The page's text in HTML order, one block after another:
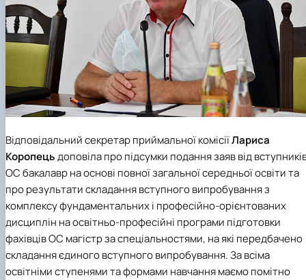
Відповідальний секретар приймальної комісіїЛариса
Коропецьдоповіла про підсумки подання заяв від
ОС бакалавр на основі повної загальної середньої освіти та
про результати складання вступного випробування з
комплексу фундаментальних і професійно-орієнтованих
дисциплін на освітньо-професійні програми підготовки
фахівців ОС магістр за спеціальностями, на які передбачено
складання єдиного вступного випробування. За всіма
освітніми ступенями та формами навчання маємо помітно